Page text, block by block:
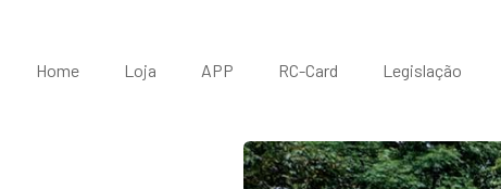
Home Loja APP RC-Card Legislação